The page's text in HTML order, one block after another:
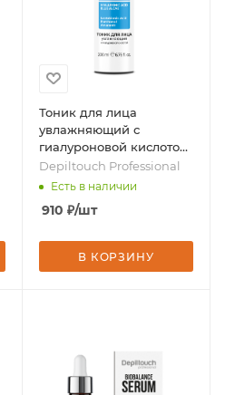
Тоник для лица
увлажняющий с
гиалуроновой кислотой,
200 мл, бренд -
Depiltouch Professional
Depiltouch Professional
Есть в наличии
910 ₽/шт
В КОРЗИНУ